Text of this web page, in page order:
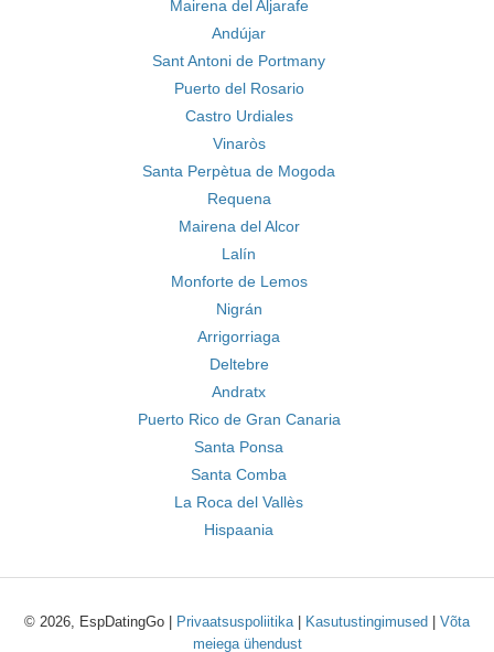
Mairena del Aljarafe
Andújar
Sant Antoni de Portmany
Puerto del Rosario
Castro Urdiales
Vinaròs
Santa Perpètua de Mogoda
Requena
Mairena del Alcor
Lalín
Monforte de Lemos
Nigrán
Arrigorriaga
Deltebre
Andratx
Puerto Rico de Gran Canaria
Santa Ponsa
Santa Comba
La Roca del Vallès
Hispaania
© 2026, EspDatingGo | Privaatsuspoliitika| Kasutustingimused
Võta
meiega ühendust